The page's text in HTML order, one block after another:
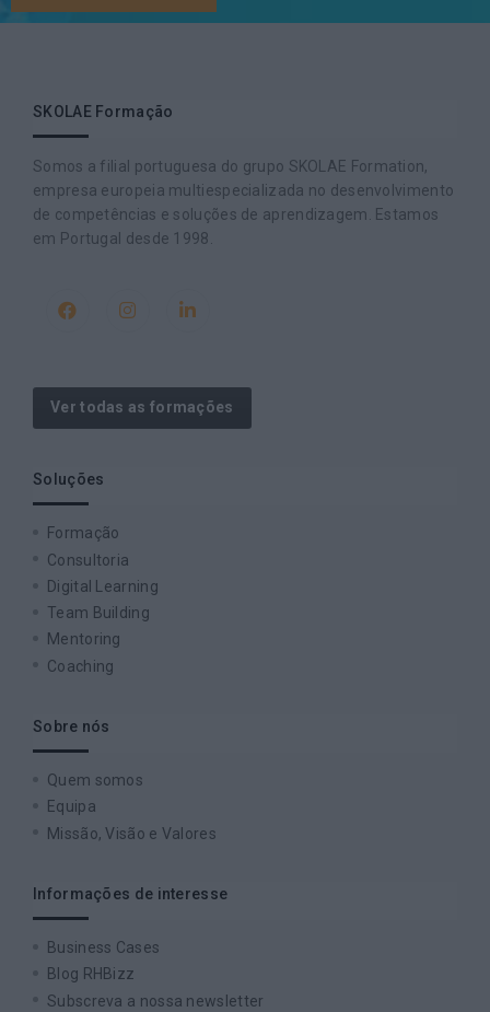
SKOLAE Formação
Somos a filial portuguesa do grupo SKOLAE Formation,
empresa europeia multiespecializada no desenvolvimento
de competências e soluções de aprendizagem. Estamos
em Portugal desde 1998.
Ver todas as formações
Soluções
Formação
Consultoria
Digital Learning
Team Building
Mentoring
Coaching
Sobre nós
Quem somos
Equipa
Missão, Visão e Valores
Informações de interesse
Business Cases
Blog RHBizz
Subscreva a nossa newsletter